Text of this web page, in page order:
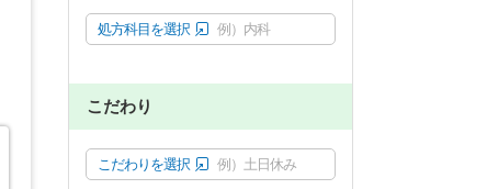
処方科目を選択 例）内科
こだわり
こだわりを選択 例）土日休み